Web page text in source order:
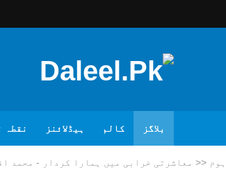
بلاگز کالم ہیڈلائنز نقطہ
ہوم << معاشرتی خرابی میں ہمارا کردار - محمد